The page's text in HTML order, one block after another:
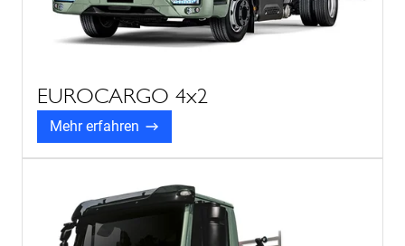
EUROCARGO 4x2
Mehr erfahren